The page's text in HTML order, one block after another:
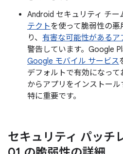
Android セキュリティ チー
テクトを使って脆弱性の
り、 有害な可能性があるア
警告しています。Google
Google モバイル サービス
デフォルトで有効になっ
からアプリをインストー
特に重要です。
セキュリティ パッチ